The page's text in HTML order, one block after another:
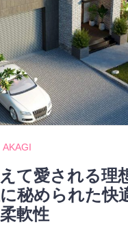
AKAGI
て愛される理
秘められた快
軟性